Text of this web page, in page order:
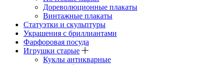
Дореволюционные плакаты
Винтажные плакаты
Статуэтки и скульптуры
Украшения с бриллиантами
Фарфоровая посуда
Игрушки старые
Куклы антикварные